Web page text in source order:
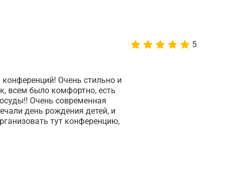
5
Очень стильно и
всем было комфортно, есть
Очень современная
день рождения детей, и
тут конференцию,